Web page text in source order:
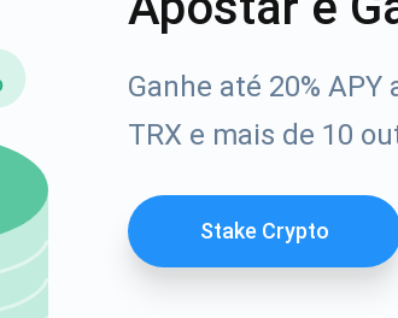
Ganhe até 20% APY
TRX e mais de 10
Stake Crypto
atualizações
as últimas atualizações do projeto e